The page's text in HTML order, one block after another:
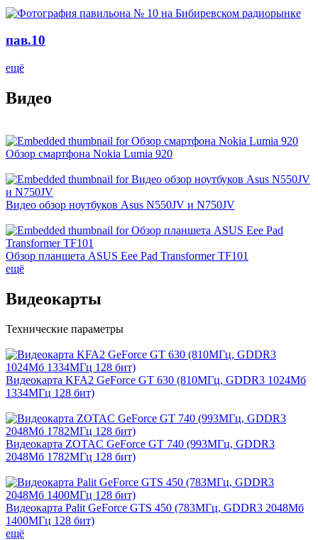
пав.10
ещё
Видео
Обзор смартфона Nokia Lumia 920
Видео обзор ноутбуков Asus N550JV и N750JV
Обзор планшета ASUS Eee Pad Transformer TF101
ещё
Видеокарты
Технические параметры
Видеокарта KFA2 GeForce GT 630 (810МГц, GDDR3 1024Мб
1334МГц 128 бит)
Видеокарта ZOTAC GeForce GT 740 (993МГц, GDDR3
2048Мб 1782МГц 128 бит)
Видеокарта Palit GeForce GTS 450 (783МГц, GDDR3 2048Мб
1400МГц 128 бит)
ещё